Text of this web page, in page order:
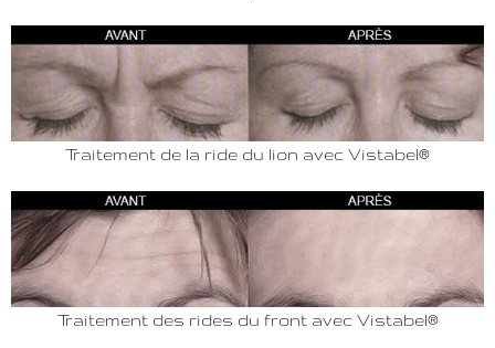
Traitement de la ride du lion avec Vistabel®
Traitement des rides du front avec Vistabel®